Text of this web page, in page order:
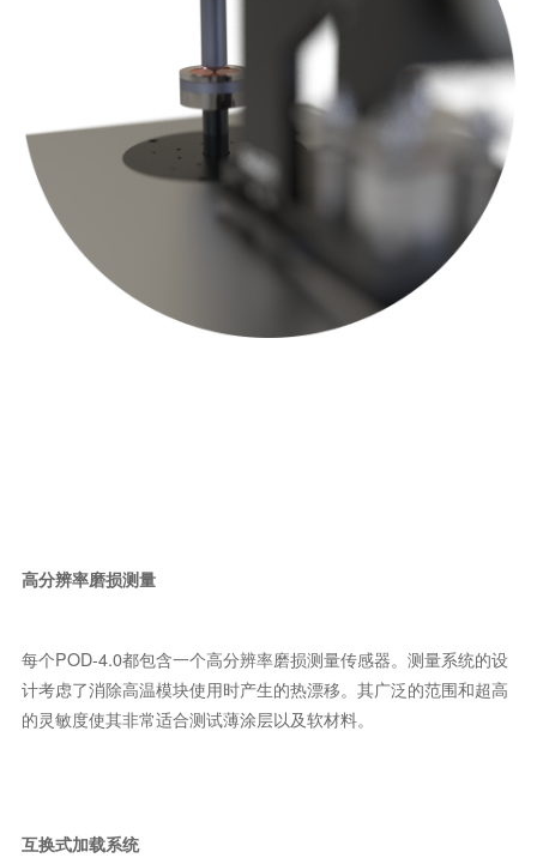
高分辨率磨损测量
每个POD-4.0都包含一个高分辨率磨损测量传感器。测量系统的设
计考虑了消除高温模块使用时产生的热漂移。其广泛的范围和超高
的灵敏度使其非常适合测试薄涂层以及软材料。
互换式加载系统